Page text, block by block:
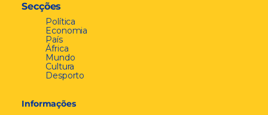
Secções
Política
Economia
País
África
Mundo
Cultura
Desporto
Informações